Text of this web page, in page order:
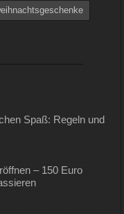
Spaß: Regeln und
– 150 Euro